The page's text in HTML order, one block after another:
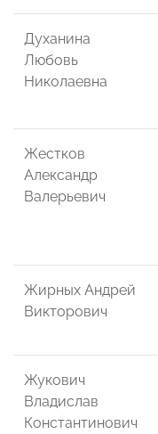
Духанина
Любовь
Николаевна
Жестков
Александр
Валерьевич
Жирных Андрей
Викторович
Жукович
Владислав
Константинович